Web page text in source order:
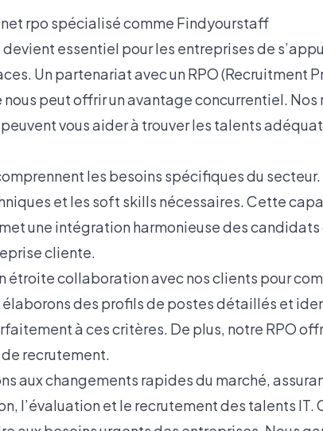
rpo spécialisé comme Findyourstaff
devient essentiel pour les entreprises de
Un partenariat avec unRPO(Recruitment
peut offrir un avantage concurrentiel. Nos
peuvent vous aider à trouver les talents
les besoins spécifiques du
et les soft skills nécessaires. Cette
une intégration harmonieuse des candidats
cliente.
étroite collaboration avec nos clients pour
des profils de postes détaillés et
à ces critères. De plus, notre RPO
recrutement.
aux changements rapides du marché,
l’évaluation et le recrutement des talents IT.